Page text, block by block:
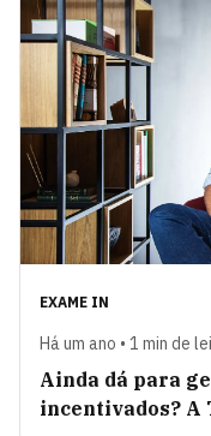
EXAME IN
Há um ano • 1 min de
Ainda dá para
incentivados? A